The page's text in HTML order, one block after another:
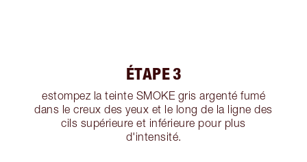
ÉTAPE 3
estompez la teinte SMOKE gris argenté fumé
dans le creux des yeux et le long de la ligne des
cils supérieure et inférieure pour plus
d'intensité.